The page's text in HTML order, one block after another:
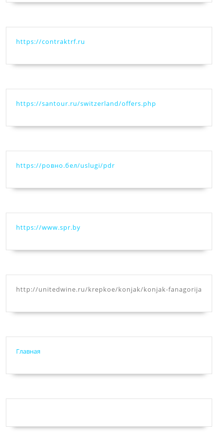
https://contraktrf.ru
https://santour.ru/switzerland/offers.php
https://ровно.бел/uslugi/pdr
https://www.spr.by
http://unitedwine.ru/krepkoe/konjak/konjak-fanagorija
Главная